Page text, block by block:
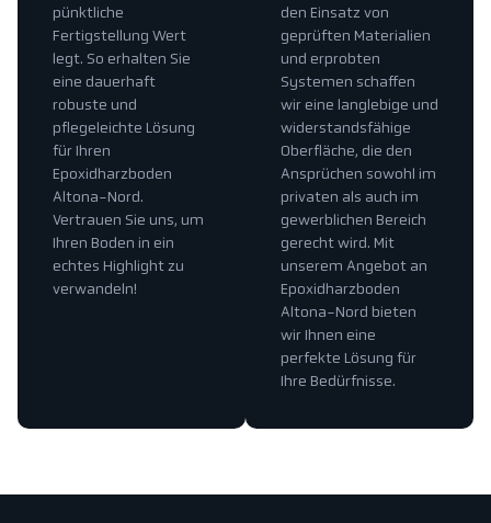
den Einsatz von
geprüften Materialien
und erprobten
Systemen schaffen
wir eine langlebige und
widerstandsfähige
Oberfläche, die den
Ansprüchen sowohl im
privaten als auch im
gewerblichen Bereich
gerecht wird. Mit
unserem Angebot an
Epoxidharzboden
Altona-Nord bieten
wir Ihnen eine
perfekte Lösung für
Ihre Bedürfnisse.
pünktliche
Fertigstellung Wert
legt. So erhalten Sie
eine dauerhaft
robuste und
pflegeleichte Lösung
für Ihren
Epoxidharzboden
Altona-Nord.
Vertrauen Sie uns, um
Ihren Boden in ein
echtes Highlight zu
verwandeln!